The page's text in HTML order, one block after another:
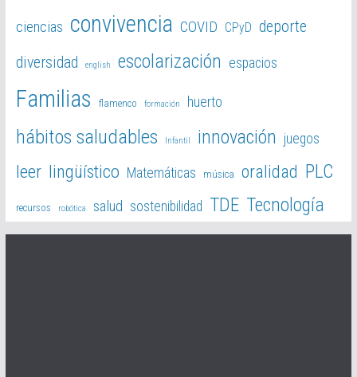
ciencias convivencia COVID CPyD deporte
diversidad english escolarización espacios
Familias flamenco formación huerto
hábitos saludables Infantil innovación juegos
leer lingüístico Matemáticas música oralidad PLC
recursos robótica salud sostenibilidad TDE Tecnología